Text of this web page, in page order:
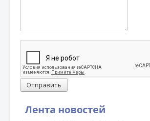
Лента новостей
Отправить